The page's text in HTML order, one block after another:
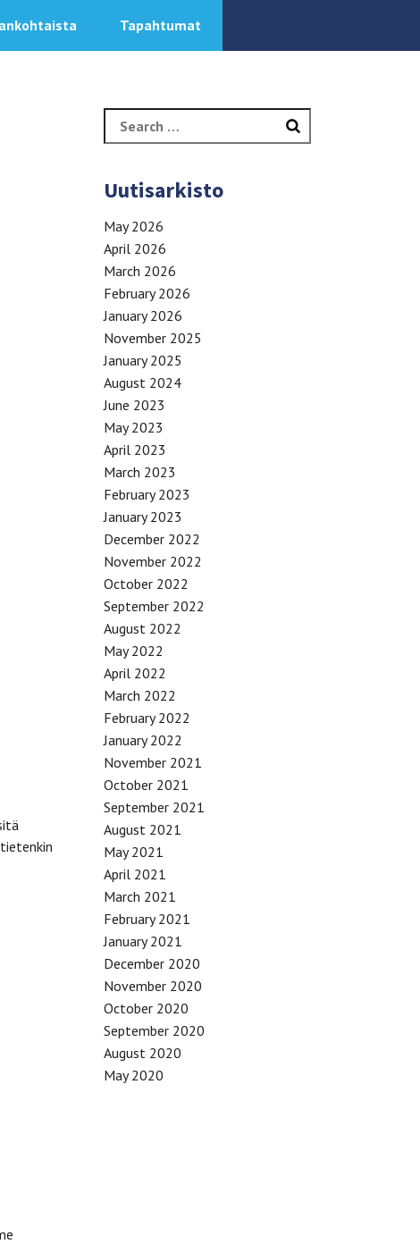
Tapahtumat
Search
for:
Uutisarkisto
May 2026
April 2026
March 2026
February 2026
January 2026
November 2025
January 2025
August 2024
June 2023
May 2023
April 2023
March 2023
February 2023
January 2023
December 2022
November 2022
October 2022
September 2022
August 2022
May 2022
April 2022
March 2022
February 2022
January 2022
November 2021
October 2021
September 2021
August 2021
May 2021
April 2021
March 2021
February 2021
January 2021
December 2020
November 2020
October 2020
September 2020
August 2020
May 2020